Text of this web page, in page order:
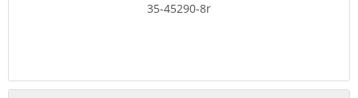
35-45290-8r